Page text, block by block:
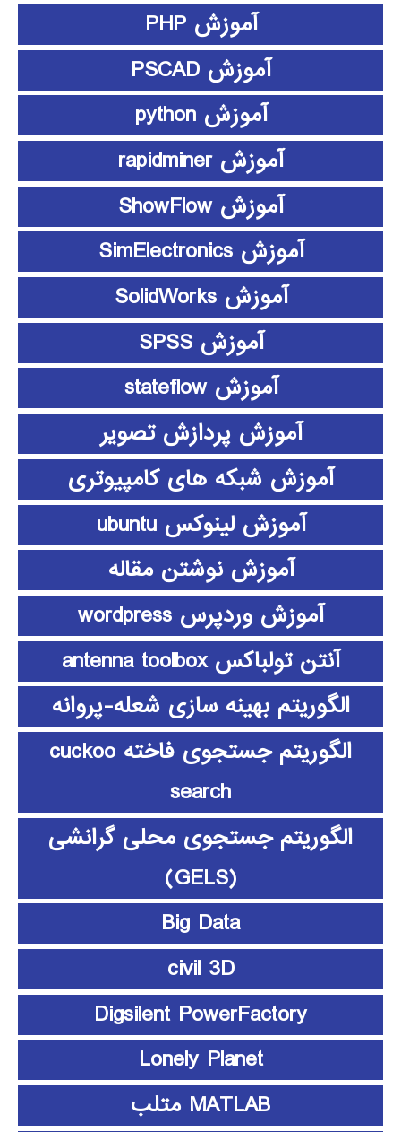
آموزش PHP
آموزش PSCAD
آموزش python
آموزش rapidminer
آموزش ShowFlow
آموزش SimElectronics
آموزش SolidWorks
آموزش SPSS
آموزش stateflow
آموزش پردازش تصویر
آموزش شبکه های کامپیوتری
آموزش لینوکس ubuntu
آموزش نوشتن مقاله
آموزش وردپرس wordpress
آنتن تولباکس antenna toolbox
الگوریتم بهینه سازی شعله-پروانه
الگوریتم جستجوی فاخته cuckoo
search
الگوریتم جستجوی محلی گرانشی
(GELS)
Big Data
civil 3D
Digsilent PowerFactory
Lonely Planet
MATLAB متلب